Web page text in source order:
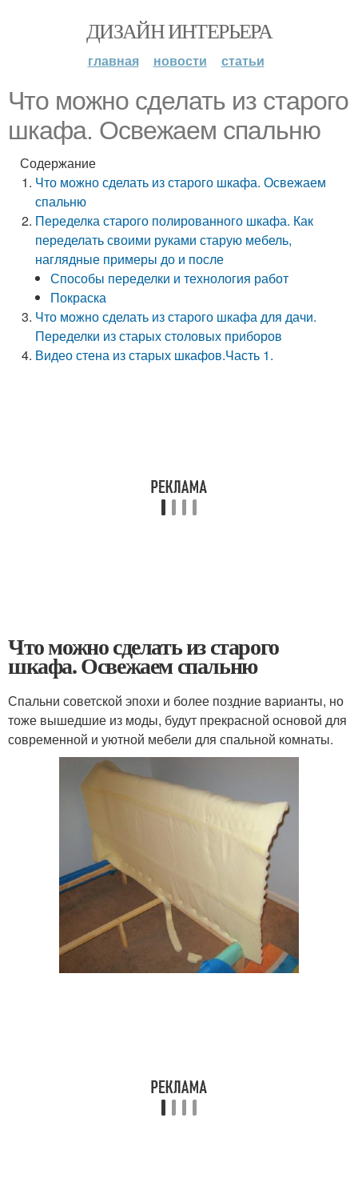
ДИЗАЙН ИНТЕРЬЕРА
главная новости статьи
Что можно сделать из старого
шкафа. Освежаем спальню
Содержание
Что можно сделать из старого шкафа. Освежаем
спальню
Переделка старого полированного шкафа. Как
переделать своими руками старую мебель,
наглядные примеры до и после
Способы переделки и технология работ
Покраска
Что можно сделать из старого шкафа для дачи.
Переделки из старых столовых приборов
Видео стена из старых шкафов.Часть 1.
Что можно сделать из старого
шкафа. Освежаем спальню
Спальни советской эпохи и более поздние варианты, но
тоже вышедшие из моды, будут прекрасной основой для
современной и уютной мебели для спальной комнаты.